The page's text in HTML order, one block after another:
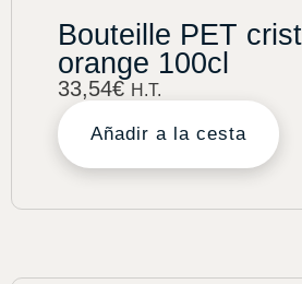
Bouteille PET
orange 100cl
33,54€ H.T.
Añadir a la cesta